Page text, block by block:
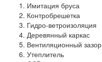
Имитация бруса
Контробрешетка
Гидро-ветроизоляция
Деревянный каркас
Вентиляционный зазор
Утеплитель